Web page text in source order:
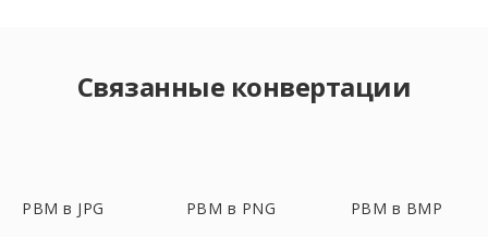
Связанные конвертации
PBM в JPG PBM в PNG PBM в BMP